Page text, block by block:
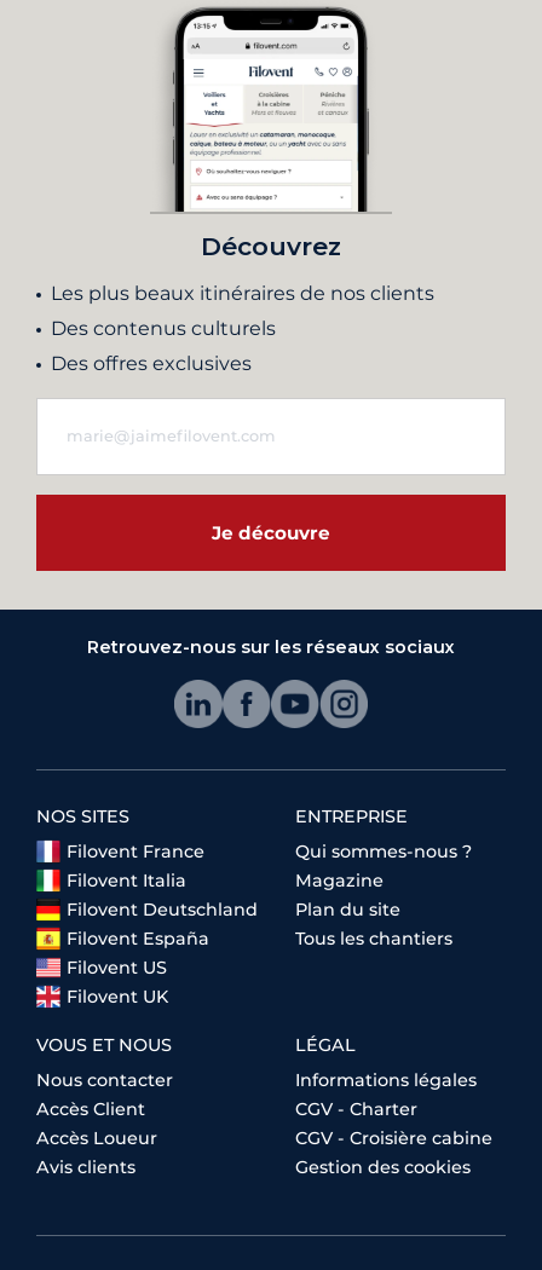
Découvrez
Les plus beaux itinéraires de nos clients
Des contenus culturels
Des offres exclusives
Je découvre
Retrouvez-nous sur les réseaux sociaux
NOS SITES
Filovent France
Filovent Italia
Filovent Deutschland
Filovent España
Filovent US
Filovent UK
ENTREPRISE
Qui sommes-nous ?
Magazine
Plan du site
Tous les chantiers
VOUS ET NOUS
Nous contacter
Accès Client
Accès Loueur
Avis clients
LÉGAL
Informations légales
CGV - Charter
CGV - Croisière cabine
Gestion des cookies